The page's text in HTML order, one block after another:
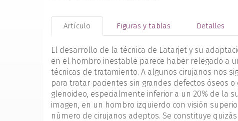
Artículo Figuras y tablas Detalles
El desarrollo de la técnica de Latarjet y su
en el hombro inestable parece haber relegado a
técnicas de tratamiento. A algunos cirujanos nos
para tratar pacientes sin grandes defectos óseos
glenoideo, especialmente inferior a un 20% de la
imagen, en un hombro izquierdo con visión
número de cirujanos adeptos. Se constituye